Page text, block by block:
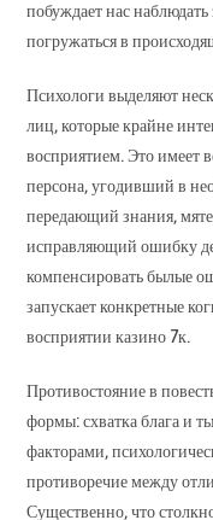
побуждает нас
погружаться в
Психологи выделяют
лиц, которые крайне
восприятием. Это имеет
персона, угодивший в
передающий знания,
исправляющий ошибку
компенсировать былые
запускает конкретные
восприятии казино 7к.
Противостояние в
формы: схватка блага и
факторами,
противоречие между
Существенно, что